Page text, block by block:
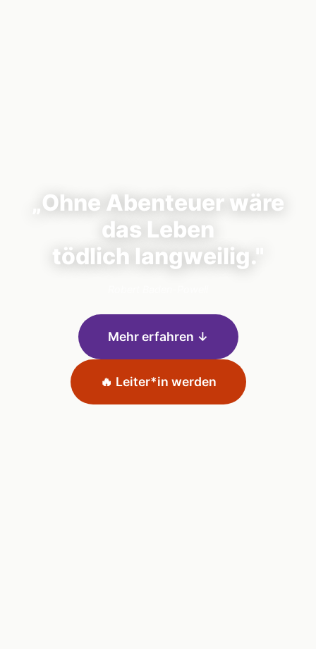
„Ohne Abenteuer wäre
das Leben
tödlich langweilig."
Mehr erfahren ↓
🔥 Leiter*in werden